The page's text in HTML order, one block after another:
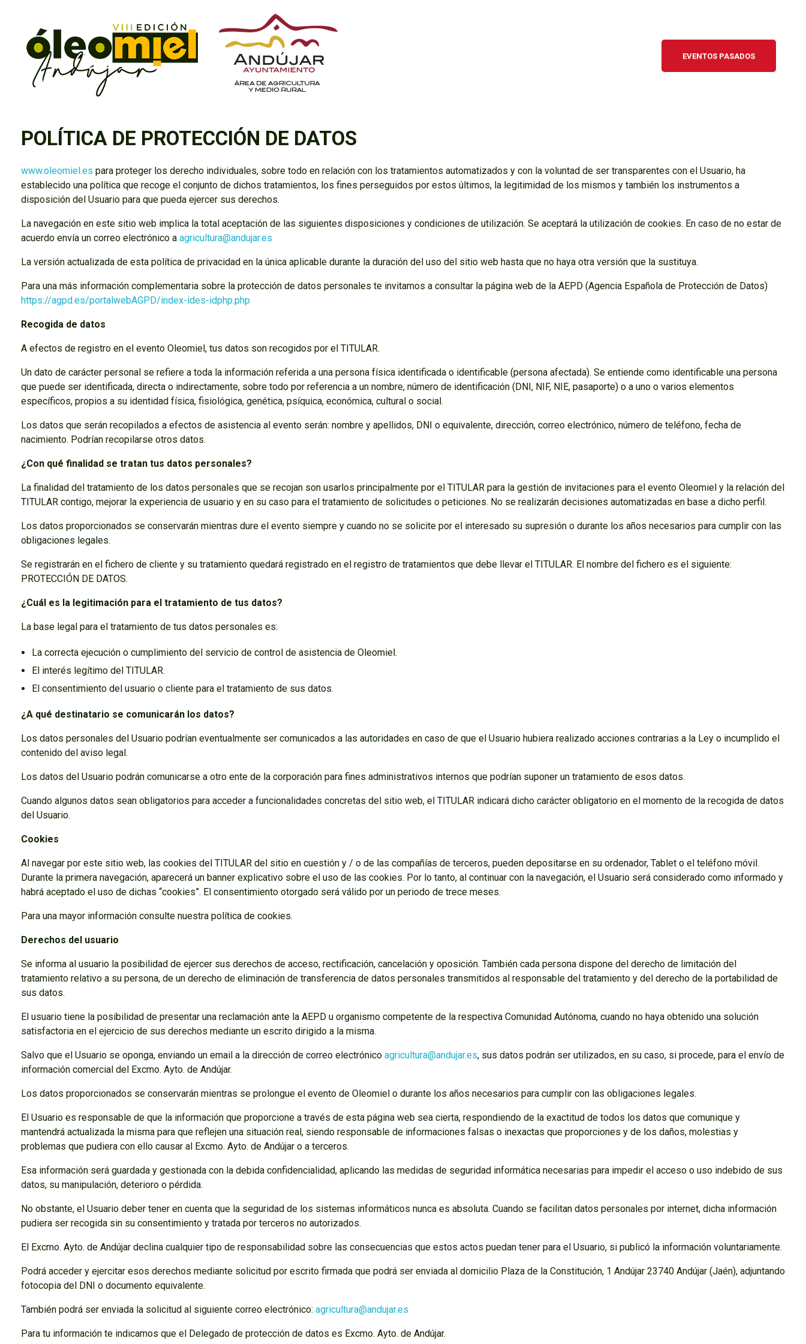
EVENTOS PASADOS
POLÍTICA DE PROTECCIÓN DE DATOS
www.oleomiel.es para proteger los derecho individuales, sobre todo en relación con los tratamientos automatizados y con la voluntad de ser transparentes con el Usuario, ha
establecido una política que recoge el conjunto de dichos tratamientos, los fines perseguidos por estos últimos, la legitimidad de los mismos y también los instrumentos a
disposición del Usuario para que pueda ejercer sus derechos.
La navegación en este sitio web implica la total aceptación de las siguientes disposiciones y condiciones de utilización. Se aceptará la utilización de cookies. En caso de no estar de
acuerdo envía un correo electrónico a agricultura@andujar.es
La versión actualizada de esta política de privacidad en la única aplicable durante la duración del uso del sitio web hasta que no haya otra versión que la sustituya.
Para una más información complementaria sobre la protección de datos personales te invitamos a consultar la página web de la AEPD (Agencia Española de Protección de Datos)
https://agpd.es/portalwebAGPD/index-ides-idphp.php
Recogida de datos
A efectos de registro en el evento Oleomiel, tus datos son recogidos por el TITULAR.
Un dato de carácter personal se refiere a toda la información referida a una persona física identificada o identificable (persona afectada). Se entiende como identificable una persona
que puede ser identificada, directa o indirectamente, sobre todo por referencia a un nombre, número de identificación (DNI, NIF, NIE, pasaporte) o a uno o varios elementos
específicos, propios a su identidad física, fisiológica, genética, psíquica, económica, cultural o social.
Los datos que serán recopilados a efectos de asistencia al evento serán: nombre y apellidos, DNI o equivalente, dirección, correo electrónico, número de teléfono, fecha de
nacimiento. Podrían recopilarse otros datos.
¿Con qué finalidad se tratan tus datos personales?
La finalidad del tratamiento de los datos personales que se recojan son usarlos principalmente por el TITULAR para la gestión de invitaciones para el evento Oleomiel y la relación del
TITULAR contigo, mejorar la experiencia de usuario y en su caso para el tratamiento de solicitudes o peticiones. No se realizarán decisiones automatizadas en base a dicho perfil.
Los datos proporcionados se conservarán mientras dure el evento siempre y cuando no se solicite por el interesado su supresión o durante los años necesarios para cumplir con las
obligaciones legales.
Se registrarán en el fichero de cliente y su tratamiento quedará registrado en el registro de tratamientos que debe llevar el TITULAR. El nombre del fichero es el siguiente:
PROTECCIÓN DE DATOS.
¿Cuál es la legitimación para el tratamiento de tus datos?
La base legal para el tratamiento de tus datos personales es:
La correcta ejecución o cumplimiento del servicio de control de asistencia de Oleomiel.
El interés legítimo del TITULAR.
El consentimiento del usuario o cliente para el tratamiento de sus datos.
¿A qué destinatario se comunicarán los datos?
Los datos personales del Usuario podrían eventualmente ser comunicados a las autoridades en caso de que el Usuario hubiera realizado acciones contrarias a la Ley o incumplido el
contenido del aviso legal.
Los datos del Usuario podrán comunicarse a otro ente de la corporación para fines administrativos internos que podrían suponer un tratamiento de esos datos.
Cuando algunos datos sean obligatorios para acceder a funcionalidades concretas del sitio web, el TITULAR indicará dicho carácter obligatorio en el momento de la recogida de datos
del Usuario.
Cookies
Al navegar por este sitio web, las cookies del TITULAR del sitio en cuestión y / o de las compañías de terceros, pueden depositarse en su ordenador, Tablet o el teléfono móvil.
Durante la primera navegación, aparecerá un banner explicativo sobre el uso de las cookies. Por lo tanto, al continuar con la navegación, el Usuario será considerado como informado y
habrá aceptado el uso de dichas “cookies”. El consentimiento otorgado será válido por un periodo de trece meses.
Para una mayor información consulte nuestra política de cookies.
Derechos del usuario
Se informa al usuario la posibilidad de ejercer sus derechos de acceso, rectificación, cancelación y oposición. También cada persona dispone del derecho de limitación del
tratamiento relativo a su persona, de un derecho de eliminación de transferencia de datos personales transmitidos al responsable del tratamiento y del derecho de la portabilidad de
sus datos.
El usuario tiene la posibilidad de presentar una reclamación ante la AEPD u organismo competente de la respectiva Comunidad Autónoma, cuando no haya obtenido una solución
satisfactoria en el ejercicio de sus derechos mediante un escrito dirigido a la misma.
Salvo que el Usuario se oponga, enviando un email a la dirección de correo electrónico agricultura@andujar.es, sus datos podrán ser utilizados, en su caso, si procede, para el envío de
información comercial del Excmo. Ayto. de Andújar.
Los datos proporcionados se conservarán mientras se prolongue el evento de Oleomiel o durante los años necesarios para cumplir con las obligaciones legales.
El Usuario es responsable de que la información que proporcione a través de esta página web sea cierta, respondiendo de la exactitud de todos los datos que comunique y
mantendrá actualizada la misma para que reflejen una situación real, siendo responsable de informaciones falsas o inexactas que proporciones y de los daños, molestias y
problemas que pudiera con ello causar al Excmo. Ayto. de Andújar o a terceros.
Esa información será guardada y gestionada con la debida confidencialidad, aplicando las medidas de seguridad informática necesarias para impedir el acceso o uso indebido de sus
datos, su manipulación, deterioro o pérdida.
No obstante, el Usuario deber tener en cuenta que la seguridad de los sistemas informáticos nunca es absoluta. Cuando se facilitan datos personales por internet, dicha información
pudiera ser recogida sin su consentimiento y tratada por terceros no autorizados.
El Excmo. Ayto. de Andújar declina cualquier tipo de responsabilidad sobre las consecuencias que estos actos puedan tener para el Usuario, si publicó la información voluntariamente.
Podrá acceder y ejercitar esos derechos mediante solicitud por escrito firmada que podrá ser enviada al domicilio Plaza de la Constitución, 1 Andújar 23740 Andújar (Jaén), adjuntando
fotocopia del DNI o documento equivalente.
También podrá ser enviada la solicitud al siguiente correo electrónico: agricultura@andujar.es
Para tu información te indicamos que el Delegado de protección de datos es Excmo. Ayto. de Andújar.